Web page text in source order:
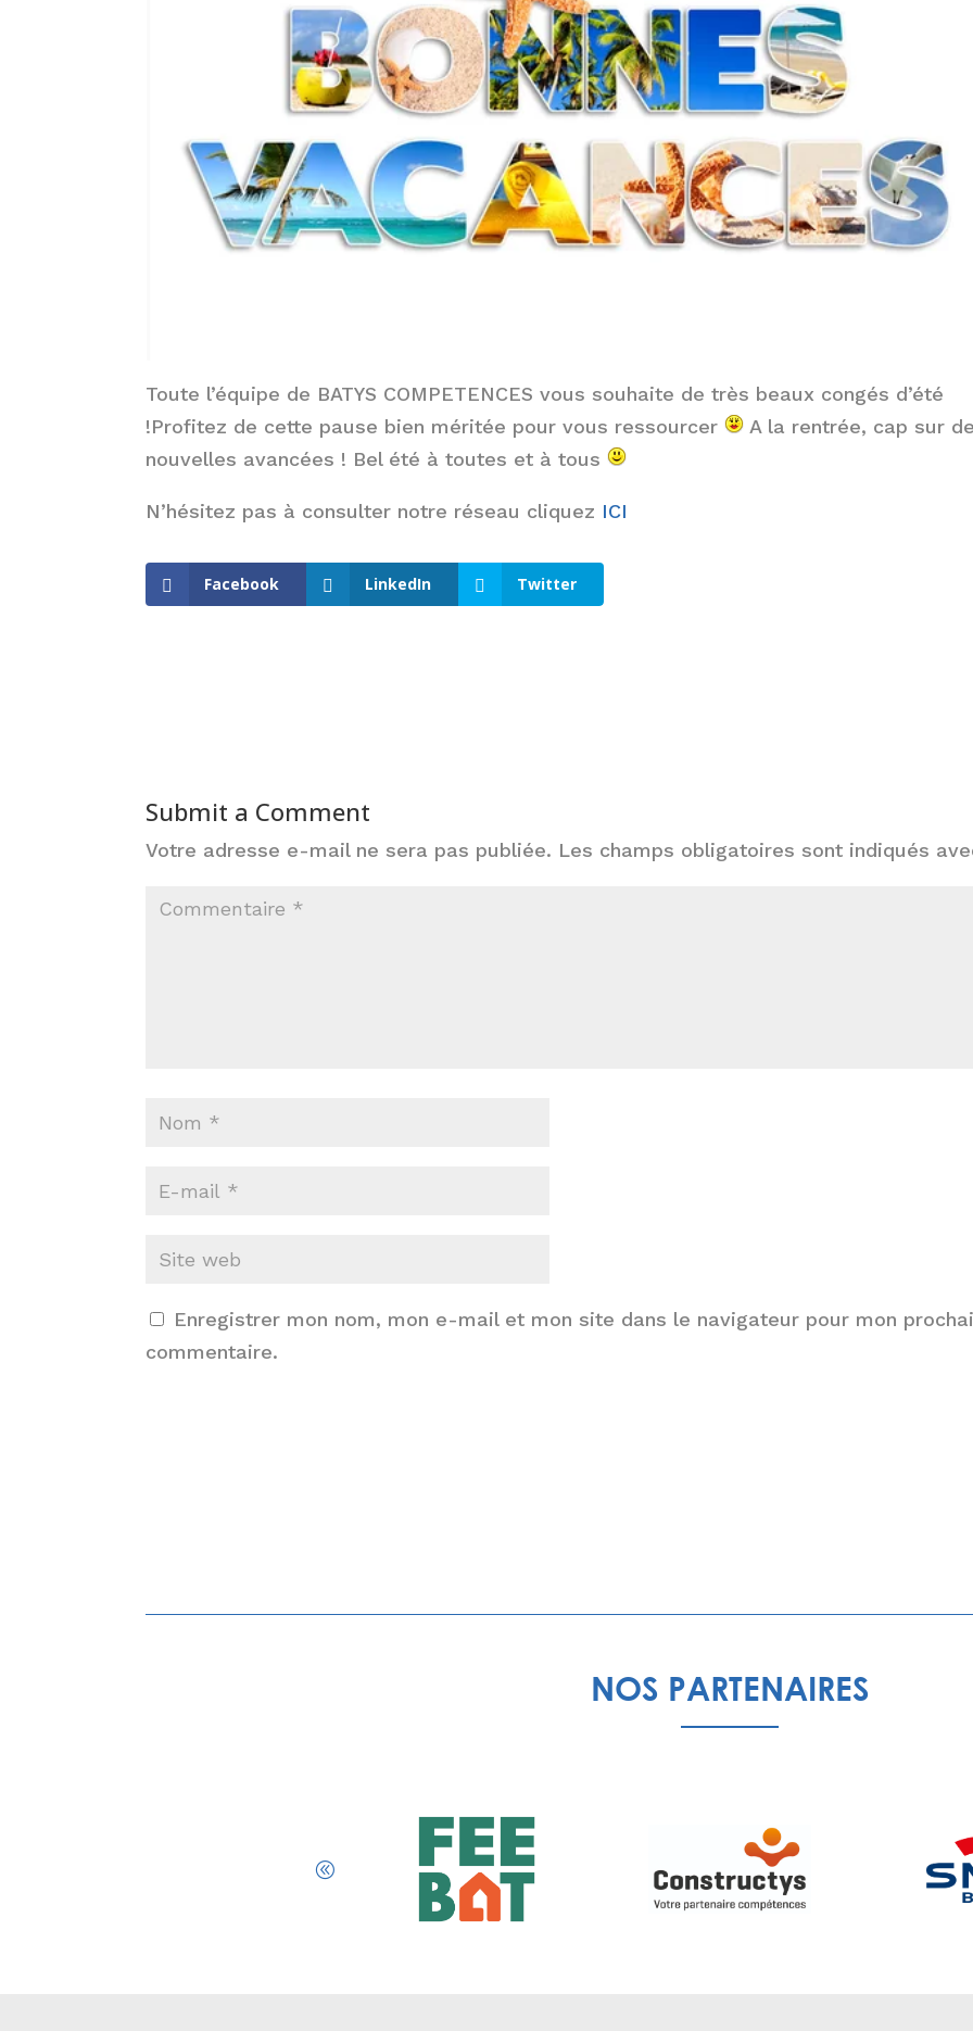
Toute l’équipe de BATYS COMPETENCES vous souhaite de très beaux congés d’été
!Profitez de cette pause bien méritée pour vous ressourcer
A la rentrée, cap sur
nouvelles avancées ! Bel été à toutes et à tous
N’hésitez pas à consulter notre réseau cliquez ICI
Facebook LinkedIn Twitter
Submit a Comment
Votre adresse e-mail ne sera pas publiée. Les champs obligatoires sont indiqués
Enregistrer mon nom, mon e-mail et mon site dans le navigateur pour mon
commentaire.
NOS PARTENAIRES